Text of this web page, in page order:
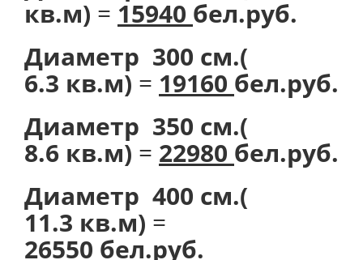
кв.м) = 15940 бел.руб.
Диаметр 300 см.(
6.3 кв.м) = 19160 бел.руб.
Диаметр 350 см.(
8.6 кв.м) = 22980 бел.руб.
Диаметр 400 см.(
11.3 кв.м) =
26550 бел.руб.